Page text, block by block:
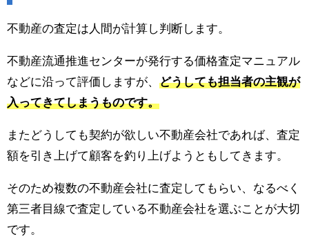
不動産の査定は人間が計算し判断します。
不動産流通推進センターが発行する価格査定マニュアル
などに沿って評価しますが、 どうしても担当者の主観が
入ってきてしまうものです。
またどうしても契約が欲しい不動産会社であれば、査定
額を引き上げて顧客を釣り上げようともしてきます。
そのため複数の不動産会社に査定してもらい、なるべく
第三者目線で査定している不動産会社を選ぶことが大切
です。